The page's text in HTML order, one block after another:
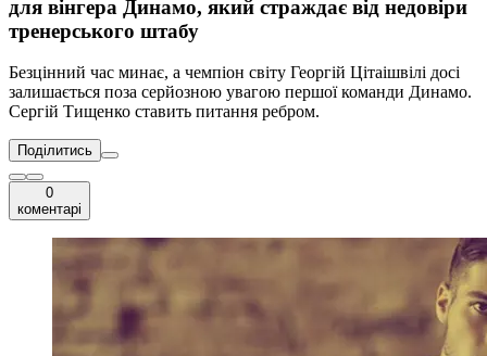
для вінгера Динамо, який страждає від недовіри
тренерського штабу
Безцінний час минає, а чемпіон світу Георгій Цітаішвілі досі
залишається поза серйозною увагою першої команди Динамо.
Сергій Тищенко ставить питання ребром.
Поділитись
0
коментарі